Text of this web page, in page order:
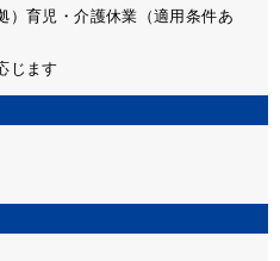
）育児・介護休業（適用条件あ
じます